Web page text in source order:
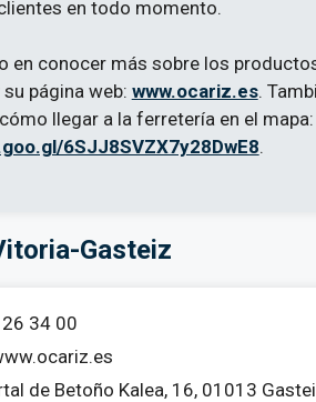
en todo momento.
en conocer más sobre los
página web: www.ocariz.es.
llegar a la ferretería en el mapa:
6SJJ8SVZX7y28DwE8.
Gasteiz
34 00
de Betoño Kalea, 16, 01013